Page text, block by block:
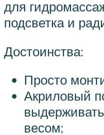
для
подсветка и
Достоинства:
Просто
Акриловый
весом;